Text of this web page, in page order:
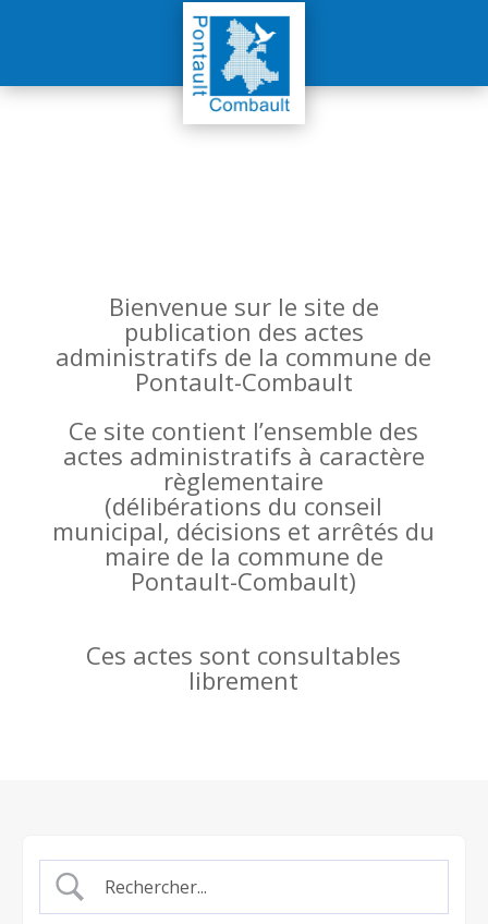
Bienvenue sur le site de
publication des actes
administratifs de la commune de
Pontault-Combault
Ce site contient l’ensemble des
actes administratifs à caractère
règlementaire
(délibérations du conseil
municipal, décisions et arrêtés du
maire de la commune de
Pontault-Combault)
Ces actes sont consultables
librement